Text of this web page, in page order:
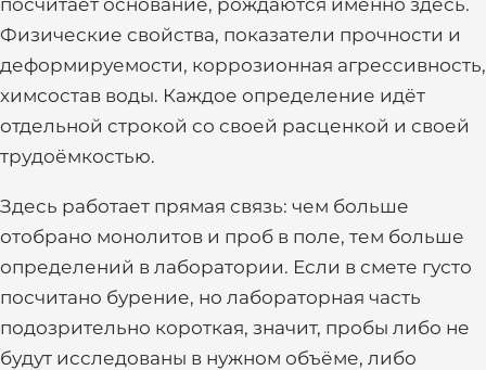
посчитает основание, рождаются именно здесь.
Физические свойства, показатели прочности и
деформируемости, коррозионная агрессивность,
химсостав воды. Каждое определение идёт
отдельной строкой со своей расценкой и своей
трудоёмкостью.
Здесь работает прямая связь: чем больше
отобрано монолитов и проб в поле, тем больше
определений в лаборатории. Если в смете густо
посчитано бурение, но лабораторная часть
подозрительно короткая, значит, пробы либо не
будут исследованы в нужном объёме, либо